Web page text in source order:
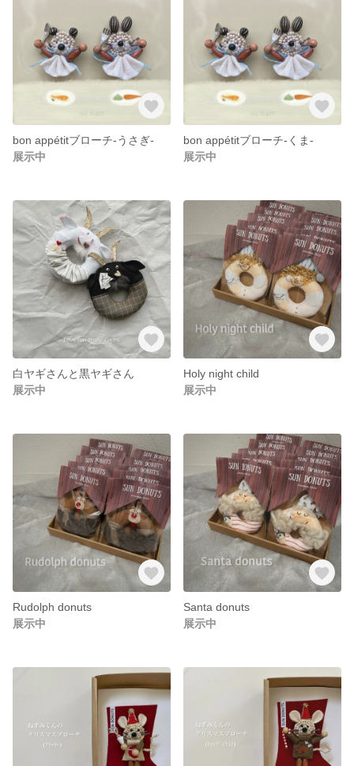
bon appétitブローチ-うさぎ-
展示中
bon appétitブローチ-くま-
展示中
白ヤギさんと黒ヤギさん
展示中
Holy night child
展示中
Rudolph donuts
展示中
Santa donuts
展示中